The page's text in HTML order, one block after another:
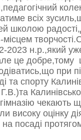
всіх
школою
місцем
2023 н.р.,який
це добре,тому
при
та спорту
чекають
високу оцінку
на посаді